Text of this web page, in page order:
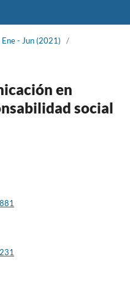
- Jun (2021)
/
en
social